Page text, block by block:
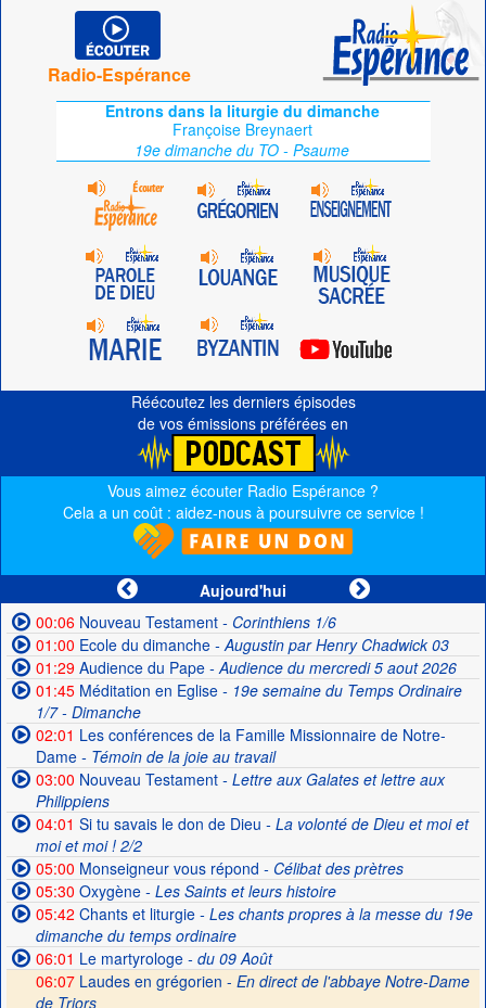
Radio-Espérance
Entrons dans la liturgie du dimanche
Françoise Breynaert
19e dimanche du TO - Psaume
Réécoutez les derniers épisodes
de vos émissions préférées en
Vous aimez écouter Radio Espérance ?
Cela a un coût : aidez-nous à poursuivre ce service !
Aujourd'hui
00:06Nouveau Testament- Corinthiens 1/6
01:00 Ecole du dimanche- Augustin par Henry Chadwick 03
01:29Audience du Pape- Audience du mercredi 5 aout 2026
01:45Méditation en Eglise- 19e semaine du Temps Ordinaire
1/7 - Dimanche
02:01 Les conférences de la Famille Missionnaire de Notre-
Dame- Témoin de la joie au travail
03:00 Nouveau Testament- Lettre aux Galates et lettre aux
Philippiens
04:01 Si tu savais le don de Dieu - La volonté de Dieu et moi et
moi et moi ! 2/2
05:00 Monseigneur vous répond - Célibat des prètres
05:30 Oxygène- Les Saints et leurs histoire
05:42 Chants et liturgie- Les chants propres à la messe du 19e
dimanche du temps ordinaire
06:01 Le martyrologe- du 09 Août
06:07Laudes en grégorien - En direct de l'abbaye Notre-Dame
de Triors